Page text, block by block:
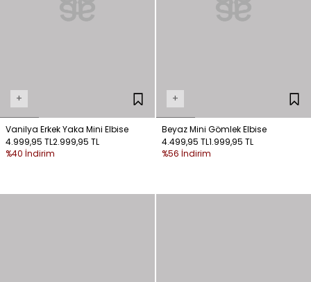
+
Vanilya Erkek Yaka Mini Elbise
4.999,95 TL2.999,95 TL
%40 İndirim
+
Beyaz Mini Gömlek Elbise
4.499,95 TL1.999,95 TL
%56 İndirim